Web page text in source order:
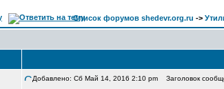
Список форумов shedevr.org.ru ->
Добавлено: Сб Май 14, 2016 2:10 pm Заголовок